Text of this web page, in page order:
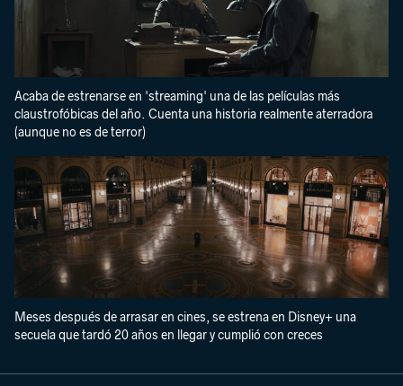
Acaba de estrenarse en 'streaming' una de las películas más
claustrofóbicas del año. Cuenta una historia realmente aterradora
(aunque no es de terror)
Meses después de arrasar en cines, se estrena en Disney+ una
secuela que tardó 20 años en llegar y cumplió con creces